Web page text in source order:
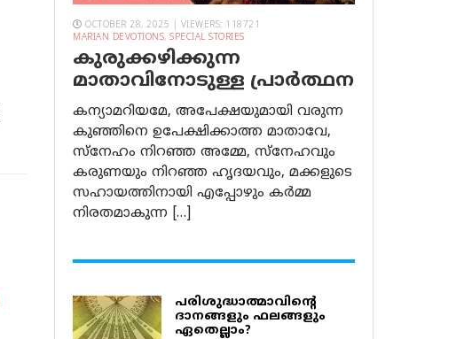
OCTOBER 28, 2025 | VIEWERS: 118721
MARIAN DEVOTIONS, SPECIAL STORIES
കുരുക്കഴിക്കുന്ന
മാതാവിനോടുള്ള പ്രാര്‍ത്ഥന
കന്യാമറിയമേ, അപേക്ഷയുമായി വരുന്ന
കുഞ്ഞിനെ ഉപേക്ഷിക്കാത്ത മാതാവേ,
സ്നേഹം നിറഞ്ഞ അമ്മേ, സ്നേഹവും
കരുണയും നിറഞ്ഞ ഹൃദയവും, മക്കളുടെ
സഹായത്തിനായി എപ്പോഴും കർമ്മ
നിരതമാകുന്ന […]
പരിശുദ്ധാത്മാവിന്റെ
ദാനങ്ങളും ഫലങ്ങളും
ഏതെല്ലാം?